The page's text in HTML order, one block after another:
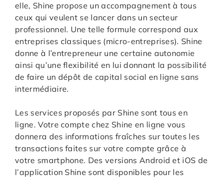
elle, Shine propose un accompagnement à tous
ceux qui veulent se lancer dans un secteur
professionnel. Une telle formule correspond aux
entreprises classiques (micro-entreprises). Shine
donne à l’entrepreneur une certaine autonomie
ainsi qu’une flexibilité en lui donnant la possibilité
de faire un dépôt de capital social en ligne sans
intermédiaire.
Les services proposés par Shine sont tous en
ligne. Votre compte chez Shine en ligne vous
donnera des informations fraîches sur toutes les
transactions faites sur votre compte grâce à
votre smartphone. Des versions Android et iOS de
l’application Shine sont disponibles pour les